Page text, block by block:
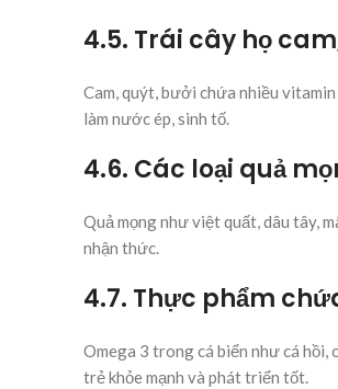
4.5. Trái cây họ
Cam, quýt, bưởi chứa nhiều
làm nước ép, sinh tố.
4.6. Các loại quả
Quả mọng như việt quất, dâu tây,
nhận thức.
4.7. Thực phẩm
Omega 3 trong cá biển như cá hồi,
trẻ khỏe mạnh và phát triển tốt.